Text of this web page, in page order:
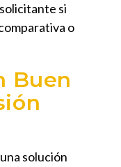
si
o
Buen
solución